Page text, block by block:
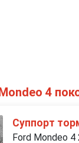
4
Суппорт
Ford Mondeo 4